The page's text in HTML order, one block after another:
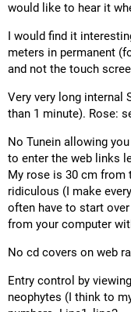
would like to hear it
I would find it
meters in permanent
and not the touch
Very very long internal
than 1 minute). Rose:
No Tunein allowing
to enter the web links
My rose is 30 cm from
ridiculous (I make
often have to start
from your computer
No cd covers on web
Entry control by
neophytes (I think to